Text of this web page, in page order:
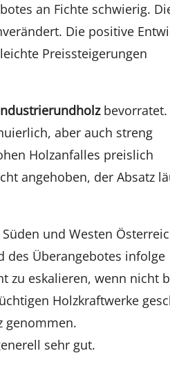
an Fichte schwierig.
Die positive
Preissteigerungen
bevorratet.
aber auch streng
Holzanfalles preislich
angehoben, der Absatz
und Westen
des Überangebotes infolge
zu eskalieren, wenn nicht
Holzkraftwerke
genommen.
sehr gut.